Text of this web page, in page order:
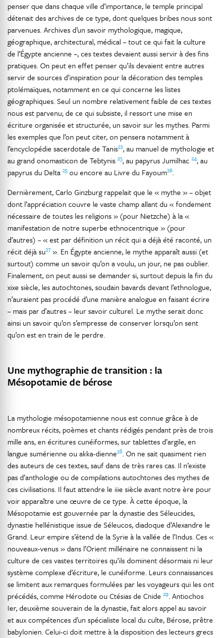
penser que dans chaque ville d’importance, le temple principal
détenait des archives de ce type, dont quelques bribes nous sont
parvenues. Archives d’un savoir mythologique, magique,
géographique, architectural, médical – tout ce qui fait la culture
de l’Égypte ancienne –, ces textes devaient aussi servir à des fins
pratiques. On peut en effet penser qu’ils devaient entre autres
servir de sources d’inspiration pour la décoration des temples
ptolémaïques, notamment en ce qui concerne les listes
géographiques. Seul un nombre relativement faible de ces textes
nous est parvenu; de ce qui subsiste, il ressort une mise en
écriture organisée et structurée, un savoir sur les mythes. Parmi
les exemples que l’on peut citer, on pensera notamment à
l’encyclopédie sacerdotale de Tanis22, au manuel de mythologie et
au grand onomasticon de Tebtynis 23, au papyrus Jumilhac 24, au
papyrus du Delta 25 ou encore au Livre du Fayoum26.
Dernièrement, Carlo Ginzburg rappelait que le « mythe » – objet
dont l’appréciation couvre le vaste champ allant du « fondement
nécessaire de toutes les religions » (pour Nietzche) à la «
manifestation de notre superbe ethnocentrique » (pour
d’autres) – « est par définition un récit qui a déjà été raconté, un
récit déjà su27 ». En Égypte ancienne, le mythe apparaît aussi (et
surtout) comme un savoir qu’on a voulu, un jour, ne pas oublier.
Finalement, on peut aussi se demander si, surtout depuis la fin du
xixe siècle, les autochtones, soudain bavards devant l’ethnologue,
n’auraient pas procédé d’une manière analogue en faisant écrire
– mais par d’autres – leur savoir culturel. Le mythe serait donc
ainsi un savoir qu’on s’empresse de conserver lorsqu’on sent
qu’on est en train de le perdre.
Une mythographie de transition : la
Mésopotamie de bérose
La mythologie mésopotamienne nous est connue grâce à de
nombreux récits, poèmes et chants rédigés pendant près de trois
mille ans, en écritures cunéiformes, sur tablettes d’argile, en
langue sumérienne ou akka-dienne28. On ne sait quasiment rien
des auteurs de ces textes, sauf dans de très rares cas. Il n’existe
pas d’anthologie ou de compilations autochtones des mythes de
ces civilisations. Il faut attendre le iiie siècle avant notre ère pour
voir apparaître une œuvre de ce type. À cette époque, la
Mésopotamie est gouvernée par la dynastie des Séleucides,
dynastie hellénistique issue de Séleucos, diadoque d’Alexandre le
Grand. Leur empire s’étend de la Syrie à la vallée de l’Indus. Ces «
nouveaux-venus » dans l’Orient millénaire ne connaissent ni la
culture de ces vastes territoires qu’ils dominent désormais ni leur
système complexe d’écriture, le cunéiforme. Leurs connaissances
se limitent aux remarques formulées par les voyageurs qui les ont
précédés, comme Hérodote ou Ctésias de Cnide 29. Antiochos
Ier, deuxième souverain de la dynastie, fait alors appel au savoir
et aux compétences d’un spécialiste local du culte, Bérose, prêtre
babylonien. Celui-ci doit mettre à la disposition des lecteurs grecs